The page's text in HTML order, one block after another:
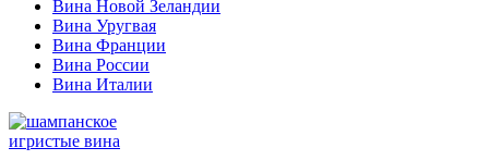
Вина Новой Зеландии
Вина Уругвая
Вина Франции
Вина России
Вина Италии
игристые вина